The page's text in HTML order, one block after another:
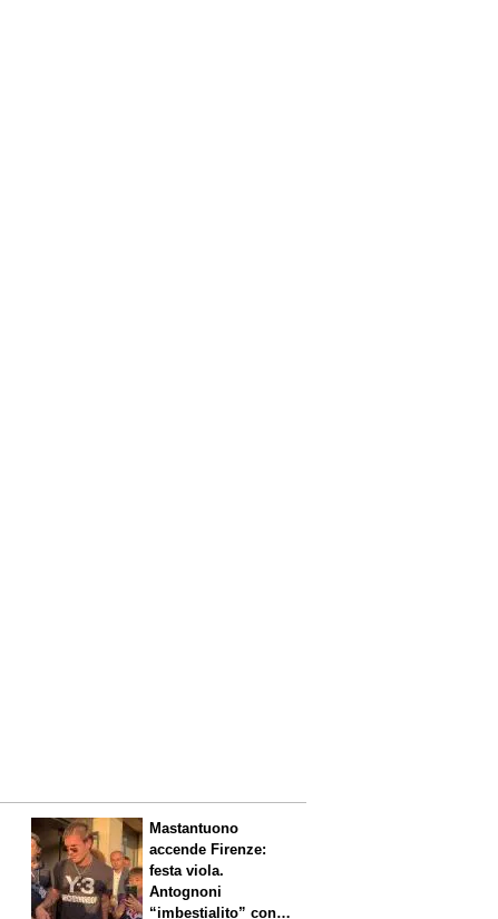
Mastantuono
accende Firenze:
festa viola.
Antognoni
“imbestialito” con